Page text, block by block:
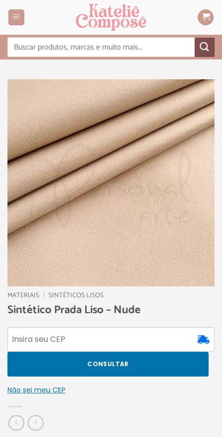
MATERIAIS / SINTÉTICOS LISOS
Sintético Prada Liso – Nude
CONSULTAR
Não sei meu CEP